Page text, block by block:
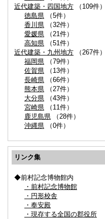
近代建築・四国地方 （109件）
徳島県 （5件）
香川県 （32件）
愛媛県 （21件）
高知県 （51件）
近代建築・九州地方 （267件）
福岡県 （79件）
佐賀県 （13件）
長崎県 （66件）
熊本県 （27件）
大分県 （43件）
宮崎県 （11件）
鹿児島県 （28件）
沖縄県 （0件）
リンク集
◆前村記念博物館内
・前村記念博物館
・円形校舎
・奉安殿
・現存する全国の郡役所